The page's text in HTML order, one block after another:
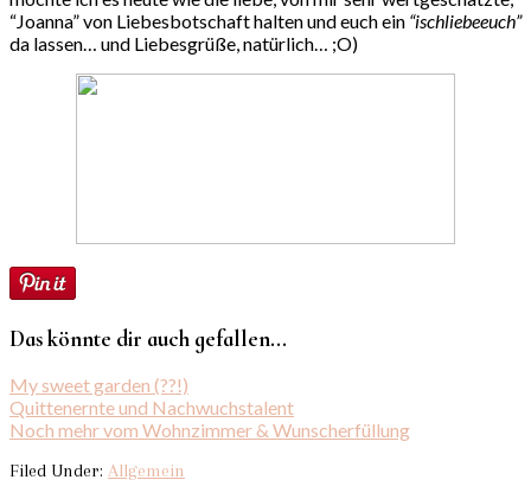
“Joanna” von Liebesbotschaft halten und euch ein “ischliebeeuch”
da lassen… und Liebesgrüße, natürlich… ;O)
Das könnte dir auch gefallen...
My sweet garden (??!)
Quittenernte und Nachwuchstalent
Noch mehr vom Wohnzimmer & Wunscherfüllung
Filed Under: Allgemein